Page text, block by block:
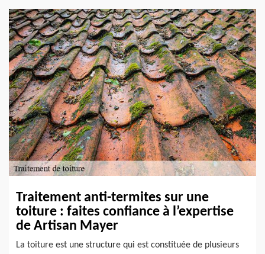
Traitement anti-termites sur une
toiture : faites confiance à l’expertise
de Artisan Mayer
La toiture est une structure qui est constituée de plusieurs